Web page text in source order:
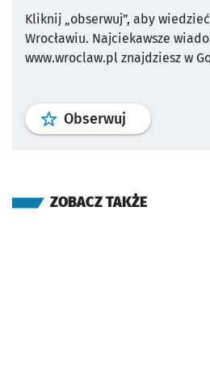
Kliknij „obserwuj”, aby
Wrocławiu. Najciekawsze
www.wroclaw.pl znajdziesz w
Obserwuj profil
ZOBACZ TAKŻE